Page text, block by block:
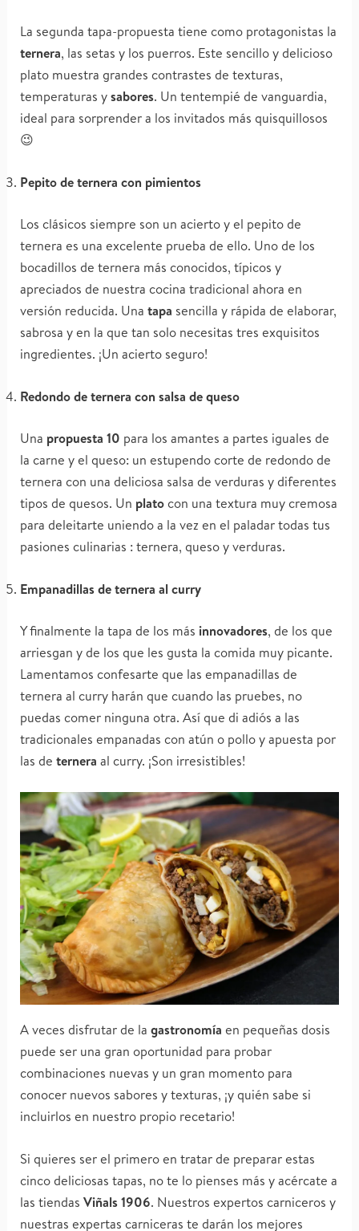
La segunda tapa-propuesta tiene como protagonistas la
ternera, las setas y los puerros. Este sencillo y delicioso
plato muestra grandes contrastes de texturas,
temperaturas ysabores. Un tentempié de vanguardia,
ideal para sorprender a los invitados más quisquillosos
😉
Pepito de ternera con pimientos
Los clásicos siempre son un acierto y el pepito de
ternera es una excelente prueba de ello. Uno de los
bocadillos de ternera más conocidos, típicos y
apreciados de nuestra cocina tradicional ahora en
versión reducida. Unatapa sencilla y rápida de elaborar,
sabrosa y en la que tan solo necesitas tres exquisitos
ingredientes. ¡Un acierto seguro!
Redondo de ternera con salsa de queso
Una propuesta 10 para los amantes a partes iguales de
la carne y el queso: un estupendo corte de redondo de
ternera con una deliciosa salsa de verduras y diferentes
tipos de quesos. Un platocon una textura muy cremosa
para deleitarte uniendo a la vez en el paladar todas tus
pasiones culinarias : ternera, queso y verduras.
Empanadillas de ternera al curry
Y finalmente la tapa de los másinnovadores, de los que
arriesgan y de los que les gusta la comida muy picante.
Lamentamos confesarte que las empanadillas de
ternera al curry harán que cuando las pruebes, no
puedas comer ninguna otra. Así que di adiós a las
tradicionales empanadas con atún o pollo y apuesta por
las deternera al curry. ¡Son irresistibles!
A veces disfrutar de lagastronomíaen pequeñas dosis
puede ser una gran oportunidad para probar
combinaciones nuevas y un gran momento para
conocer nuevos sabores y texturas, ¡y quién sabe si
incluirlos en nuestro propio recetario!
Si quieres ser el primero en tratar de preparar estas
cinco deliciosas tapas, no te lo pienses más y acércate a
las tiendasViñals 1906. Nuestros expertos carniceros y
nuestras expertas carniceras te darán los mejores